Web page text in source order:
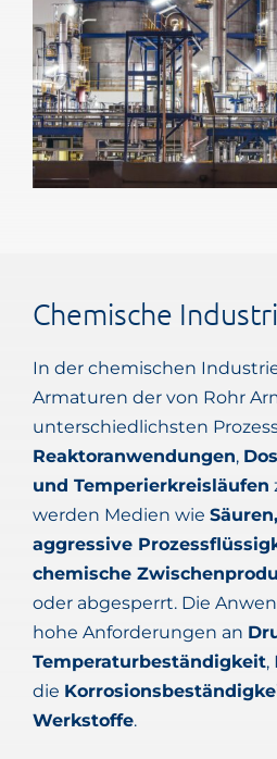
Chemische
In der chemischen
Armaturen der von Rohr
unterschiedlichsten
Reaktoranwendungen,
und Temperierkreisläufen
werden Medien wie
aggressive
chemische
oder abgesperrt. Die
hohe Anforderungen an
Temperaturbeständigkeit,
die
Werkstoffe.